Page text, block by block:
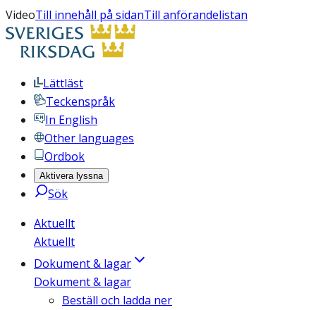
VideoTill innehåll på sidanTill anförandelistan
Lättläst
Teckenspråk
In English
Other languages
Ordbok
Aktivera lyssna
Sök
Aktuellt
Aktuellt
Dokument & lagar
Dokument & lagar
Beställ och ladda ner